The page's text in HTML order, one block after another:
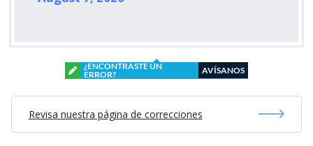
¿ENCONTRASTE UN
ERROR?
AVÍSANOS
Revisa nuestra página de correcciones